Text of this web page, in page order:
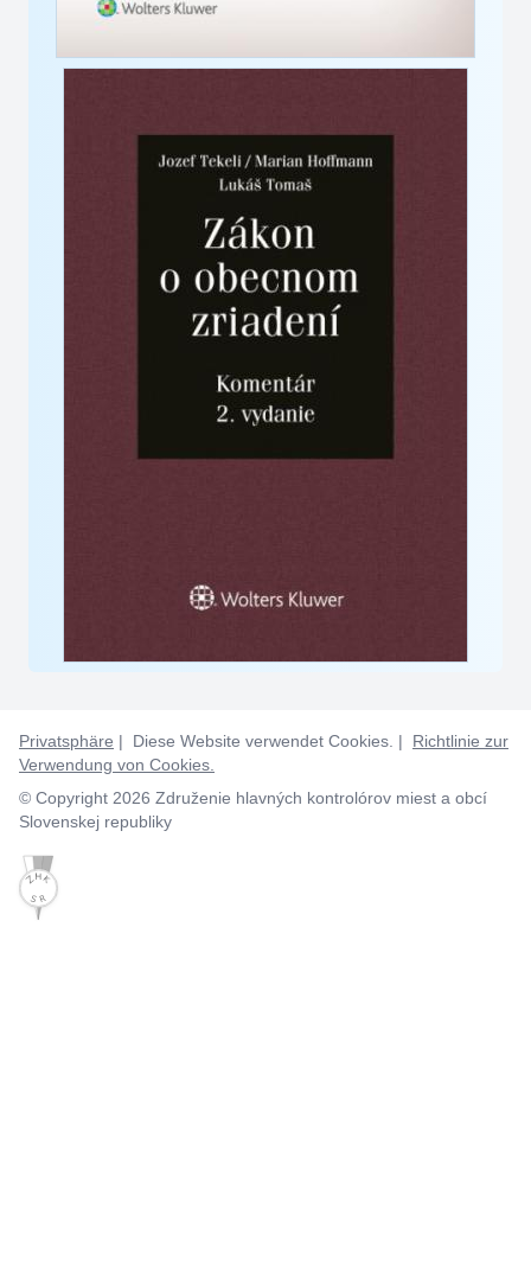
Privatsphäre | Diese Website verwendet Cookies. | Richtlinie zur
Verwendung von Cookies.
© Copyright 2026 Združenie hlavných kontrolórov miest a obcí
Slovenskej republiky